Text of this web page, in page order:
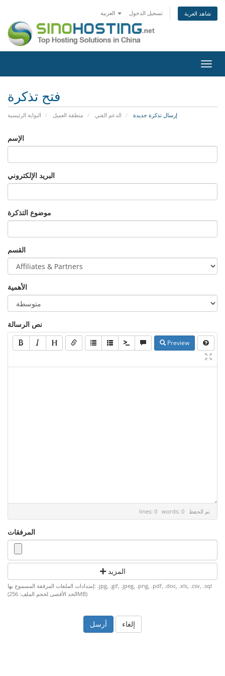
تسجيل الدخول شاهد العربة
تبديل
التنقل
فتح تذكرة
البوابة الرئيسية منطقة العميل الدعم الفني إرسال تذكرة جديدة
الإسم
البريد الإلكتروني
موضوع التذكرة
القسم
الأهمية
نص الرسالة
Preview
lines: 0 words: 0 تم الحفظ
المرفقات
المزيد
إمتدادات الملفات المرفقة المسموح بها: .jpg, .gif, .jpeg, .png, .pdf, .doc, .xls, .csv, .sql
(الحد الأقصى لحجم الملف: 256MB)
إلغاء